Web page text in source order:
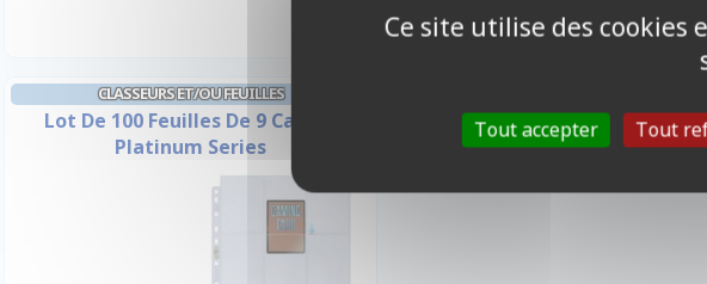
CLASSEURS ET/OU FEUILLES
Lot De 100 Feuilles De 9 Cases -
Platinum Series
Ce site utilise des cookies
Tout accepter Tout